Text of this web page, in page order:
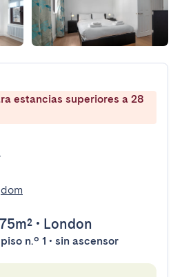
estancias superiores a 28
• London
n.º 1 • sin ascensor